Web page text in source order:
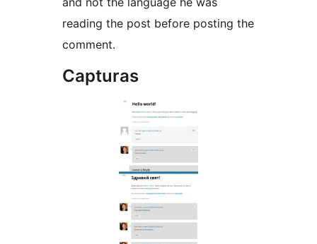
reading the post before posting the
comment.
Capturas